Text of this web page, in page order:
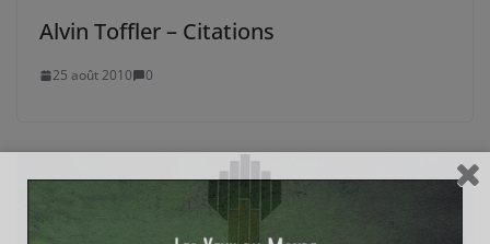
Alvin Toffler – Citations
25 août 2010 0